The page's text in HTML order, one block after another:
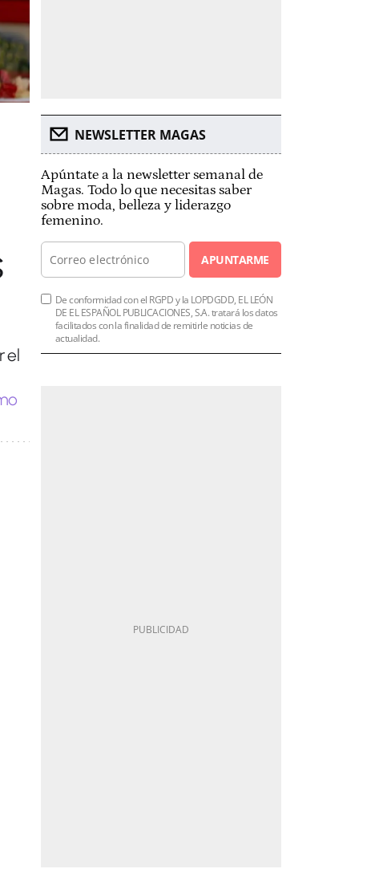
el
NEWSLETTER MAGAS
Apúntate a la newsletter semanal de
Magas. Todo lo que necesitas saber
sobre moda, belleza y liderazgo
femenino.
APUNTARME
De conformidad con el RGPD y la LOPDGDD, EL LEÓN
DE EL ESPAÑOL PUBLICACIONES, S.A. tratará los datos
facilitados con la finalidad de remitirle noticias de
actualidad.